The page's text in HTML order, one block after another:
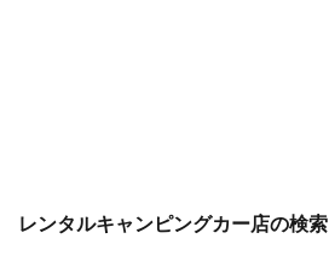
レンタルキャンピングカー店の検索